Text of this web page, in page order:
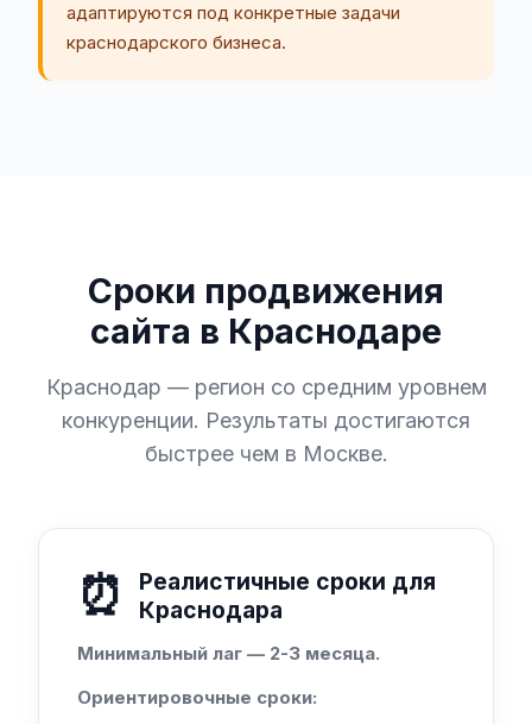
адаптируются под конкретные задачи
краснодарского бизнеса.
Сроки продвижения
сайта в Краснодаре
Краснодар — регион со средним уровнем
конкуренции. Результаты достигаются
быстрее чем в Москве.
⏰
Реалистичные сроки для
Краснодара
Минимальный лаг — 2-3 месяца.
Ориентировочные сроки: